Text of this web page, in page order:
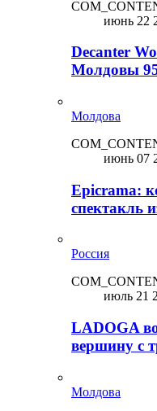
июнь 22
Decanter
Молдовы
Молдова
июнь 07
Epicrama:
спектакль
Россия
июль 21
LADOGA
вершину с
Молдова